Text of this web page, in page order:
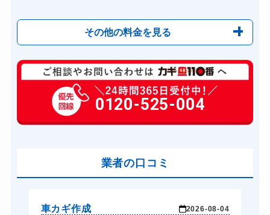
その他の料金を見る
玄関カギ修理 6,600円～(税込)
玄関カギ作成 14,300円～(税込)
玄関カギ交換 14,300円～(税込)
バイクカギ開け
スーツケースカギ開け 8,800円～(税込)
0120-525-004
業者の口コミ
車カギ作成 2026-08-04